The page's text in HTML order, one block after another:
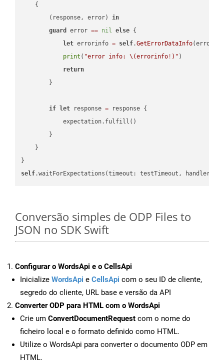
    {
        (response, error)
in
guard
error == nil else {
let errorinfo = self.GetErrorDataInfo(error:
print ( "error info: \(errorinfo ! ) " )
return
        }
if let response = response {
            expectation.fulfill()
        }
    }
self.waitForExpectations(timeout: testTimeout, handler:
Conversão simples de ODP Files to
JSON no SDK Swift
Configurar o WordsApi e o CellsApi
Inicialize WordsApi e CellsApi com o seu ID de cliente,
segredo do cliente, URL base e versão da API
Converter ODP para HTML com o WordsApi
Crie um ConvertDocumentRequest com o nome do
ficheiro local e o formato definido como HTML.
Utilize o WordsApi para converter o documento ODP em
HTML.